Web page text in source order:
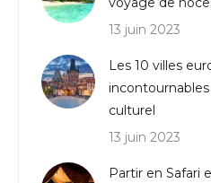
13 juin 2023
Les 10 villes
culturel
13 juin 2023
Partir en Safari